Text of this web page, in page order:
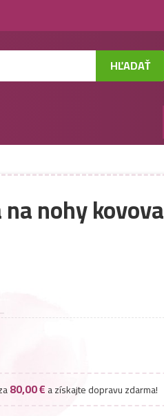
HĽADAŤ
nohy kovova
80,00€a získajte dopravu zdarma!